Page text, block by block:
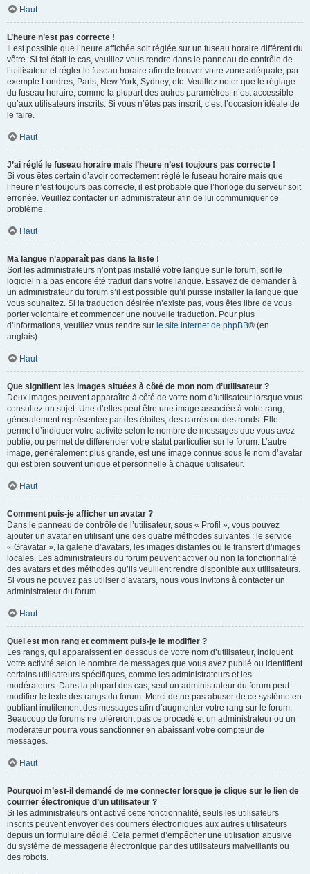
Haut
L’heure n’est pas correcte !
Il est possible que l’heure affichée soit réglée sur un fuseau horaire différent du
vôtre. Si tel était le cas, veuillez vous rendre dans le panneau de contrôle de
l’utilisateur et régler le fuseau horaire afin de trouver votre zone adéquate, par
exemple Londres, Paris, New York, Sydney, etc. Veuillez noter que le réglage
du fuseau horaire, comme la plupart des autres paramètres, n’est accessible
qu’aux utilisateurs inscrits. Si vous n’êtes pas inscrit, c’est l’occasion idéale de
le faire.
Haut
J’ai réglé le fuseau horaire mais l’heure n’est toujours pas correcte !
Si vous êtes certain d’avoir correctement réglé le fuseau horaire mais que
l’heure n’est toujours pas correcte, il est probable que l’horloge du serveur soit
erronée. Veuillez contacter un administrateur afin de lui communiquer ce
problème.
Haut
Ma langue n’apparaît pas dans la liste !
Soit les administrateurs n’ont pas installé votre langue sur le forum, soit le
logiciel n’a pas encore été traduit dans votre langue. Essayez de demander à
un administrateur du forum s’il est possible qu’il puisse installer la langue que
vous souhaitez. Si la traduction désirée n’existe pas, vous êtes libre de vous
porter volontaire et commencer une nouvelle traduction. Pour plus
d’informations, veuillez vous rendre sur le site internet de phpBB® (en
anglais).
Haut
Que signifient les images situées à côté de mon nom d’utilisateur ?
Deux images peuvent apparaître à côté de votre nom d’utilisateur lorsque vous
consultez un sujet. Une d’elles peut être une image associée à votre rang,
généralement représentée par des étoiles, des carrés ou des ronds. Elle
permet d’indiquer votre activité selon le nombre de messages que vous avez
publié, ou permet de différencier votre statut particulier sur le forum. L’autre
image, généralement plus grande, est une image connue sous le nom d’avatar
qui est bien souvent unique et personnelle à chaque utilisateur.
Haut
Comment puis-je afficher un avatar ?
Dans le panneau de contrôle de l’utilisateur, sous « Profil », vous pouvez
ajouter un avatar en utilisant une des quatre méthodes suivantes : le service
« Gravatar », la galerie d’avatars, les images distantes ou le transfert d’images
locales. Les administrateurs du forum peuvent activer ou non la fonctionnalité
des avatars et des méthodes qu’ils veuillent rendre disponible aux utilisateurs.
Si vous ne pouvez pas utiliser d’avatars, nous vous invitons à contacter un
administrateur du forum.
Haut
Quel est mon rang et comment puis-je le modifier ?
Les rangs, qui apparaissent en dessous de votre nom d’utilisateur, indiquent
votre activité selon le nombre de messages que vous avez publié ou identifient
certains utilisateurs spécifiques, comme les administrateurs et les
modérateurs. Dans la plupart des cas, seul un administrateur du forum peut
modifier le texte des rangs du forum. Merci de ne pas abuser de ce système en
publiant inutilement des messages afin d’augmenter votre rang sur le forum.
Beaucoup de forums ne toléreront pas ce procédé et un administrateur ou un
modérateur pourra vous sanctionner en abaissant votre compteur de
messages.
Haut
Pourquoi m’est-il demandé de me connecter lorsque je clique sur le lien de
courrier électronique d’un utilisateur ?
Si les administrateurs ont activé cette fonctionnalité, seuls les utilisateurs
inscrits peuvent envoyer des courriers électroniques aux autres utilisateurs
depuis un formulaire dédié. Cela permet d’empêcher une utilisation abusive
du système de messagerie électronique par des utilisateurs malveillants ou
des robots.